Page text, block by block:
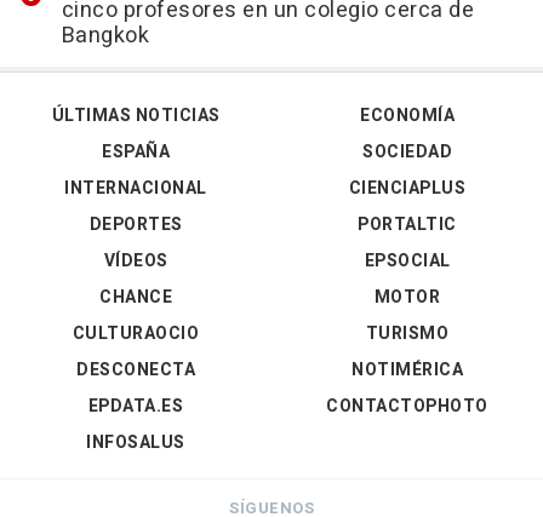
cinco profesores en un colegio cerca de
Bangkok
ÚLTIMAS NOTICIAS
ESPAÑA
INTERNACIONAL
DEPORTES
VÍDEOS
ECONOMÍA
SOCIEDAD
CIENCIAPLUS
PORTALTIC
EPSOCIAL
CHANCE
CULTURAOCIO
DESCONECTA
EPDATA.ES
INFOSALUS
MOTOR
TURISMO
NOTIMÉRICA
CONTACTOPHOTO
SÍGUENOS